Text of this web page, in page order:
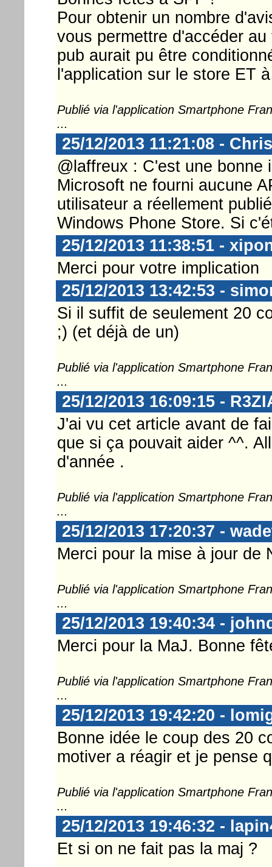
Pour obtenir un nombre
vous permettre d'accéder
pub aurait pu être
l'application sur le store ET
Publié via l'application Smartphone
...
25/12/2013 11:21:08 -
@laffreux : C'est une bonne
Microsoft ne fourni aucune
utilisateur a réellement
Windows Phone Store. Si
25/12/2013 11:38:51 -
Merci pour votre implication
25/12/2013 13:42:53 -
Si il suffit de seulement 20
;) (et déjà de un)
Publié via l'application Smartphone
...
25/12/2013 16:09:15 -
J'ai vu cet article avant de
que si ça pouvait aider ^^.
d'année .
Publié via l'application Smartphone
...
25/12/2013 17:20:37 -
Merci pour la mise à jour de
Publié via l'application Smartphone
...
25/12/2013 19:40:34 -
Merci pour la MaJ. Bonne
Publié via l'application Smartphone
...
25/12/2013 19:42:20 -
Bonne idée le coup des 20
motiver a réagir et je pense
Publié via l'application Smartphone
...
25/12/2013 19:46:32 -
Et si on ne fait pas la maj ?